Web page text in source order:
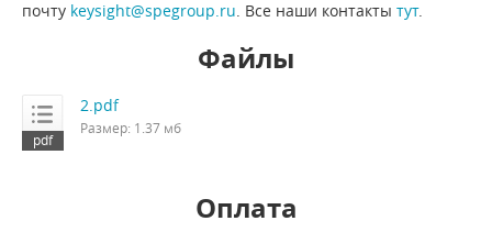
почту keysight@spegroup.ru. Все наши контакты тут.
Файлы
2.pdf
Размер: 1.37 мб
Оплата